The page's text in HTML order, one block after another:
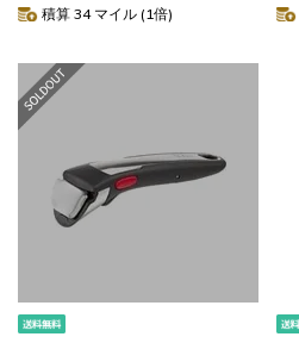
積算 34 マイル (1倍)